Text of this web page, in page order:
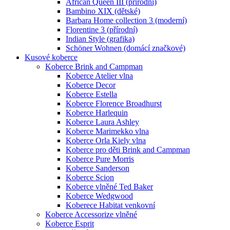
Bambino XIX (dětské)
Barbara Home collection 3 (moderní)
Florentine 3 (přírodní)
Indian Style (grafika)
Schöner Wohnen (domácí značkové)
Kusové koberce
Koberce Brink and Campman
Koberce Atelier vlna
Koberce Decor
Koberce Estella
Koberce Florence Broadhurst
Koberce Harlequin
Koberce Laura Ashley
Koberce Marimekko vlna
Koberce Orla Kiely vlna
Koberce pro děti Brink and Campman
Koberce Pure Morris
Koberce Sanderson
Koberce Scion
Koberce vlněné Ted Baker
Koberce Wedgwood
Koberece Habitat venkovní
Koberce Accessorize vlněné
Koberce Esprit